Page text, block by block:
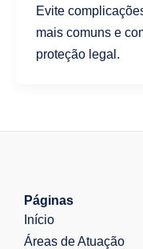
Evite
mais comuns e
proteção legal.
Páginas
Início
Áreas de Atuação